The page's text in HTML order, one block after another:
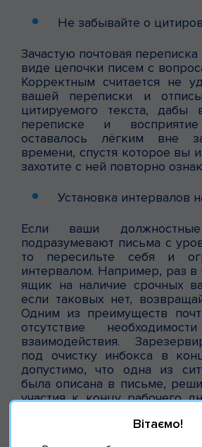
Не забывайте о
Зачастую почтовая
виде цепочки писем с
Корректным считается не
вашей переписки и
цитируемого текста, дабы
переписке и
оставалось лёгким вне
времени, спустя которое вы
захотите с ней повторно
Установка интервалов
Если ваши должностные
подразумевают письма с
то пересильте себя и
интервалом. Например, раз в
ящик на наличие срочных
если таковых нет,
Одним из преимуществ
отсутствие
взаимодействия.
под очистку инбокса в
допустимо, что одна из
была описана в письме,
участия к концу рабочего
дополнительной
Вітаємо!